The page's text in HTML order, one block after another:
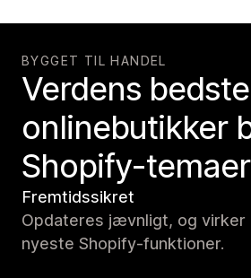
BYGGET TIL HANDEL
Verdens bedste
onlinebutikker
Shopify-temaer
Fremtidssikret
Opdateres jævnligt, og virker
nyeste Shopify-funktioner.